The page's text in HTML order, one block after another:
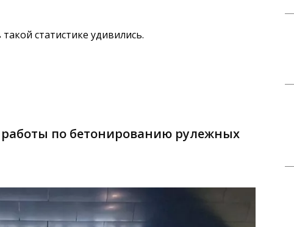
статистике удивились.
по бетонированию рулежных